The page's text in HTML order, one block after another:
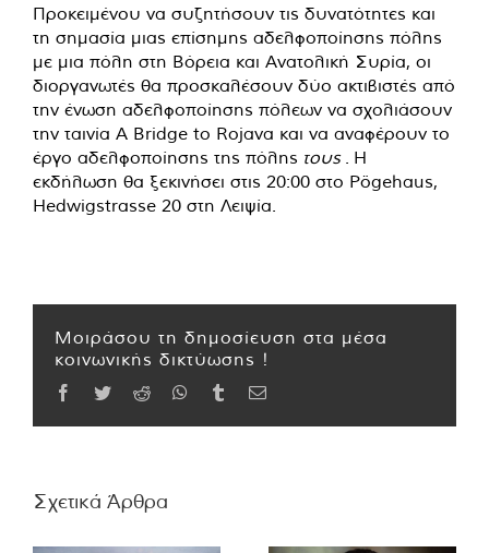
Προκειμένου να συζητήσουν τις δυνατότητες και
τη σημασία μιας επίσημης αδελφοποίησης πόλης
με μια πόλη στη Βόρεια και Ανατολική Συρία, οι
διοργανωτές θα προσκαλέσουν δύο ακτιβιστές από
την ένωση αδελφοποίησης πόλεων να σχολιάσουν
την ταινία A Bridge to Rojava και να αναφέρουν το
έργο αδελφοποίησης της πόλης τους. Η
εκδήλωση θα ξεκινήσει στις 20:00 στο Pögehaus,
Hedwigstrasse 20 στη Λειψία.
Μοιράσου τη δημοσίευση στα μέσα
κοινωνικής δικτύωσης !
Facebook
TwitterReddit WhatsApp
TumblrEmail
Σχετικά Άρθρα